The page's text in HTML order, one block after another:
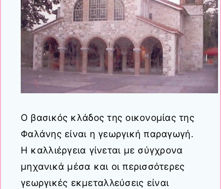
Ο βασικός κλάδος της οικονομίας της
Φαλάνης είναι η γεωργική παραγωγή.
Η καλλιέργεια γίνεται με σύγχρονα
μηχανικά μέσα και οι περισσότερες
γεωργικές εκμεταλλεύσεις είναι